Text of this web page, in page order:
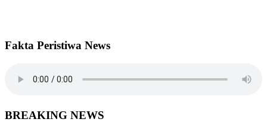
Fakta Peristiwa News
BREAKING NEWS